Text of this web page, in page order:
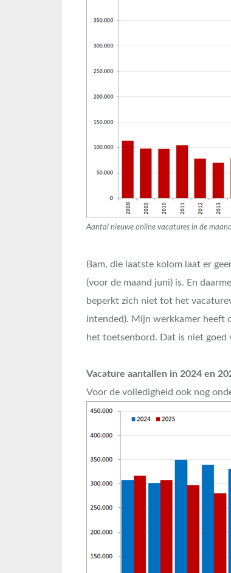
Aantal nieuwe online vacatures in de
Bam, die laatste kolom laat er
(voor de maand juni) is. En
beperkt zich niet tot het
intended). Mijn werkkamer heeft
het toetsenbord. Dat is niet
Vacature aantallen in 2024 en
Voor de volledigheid ook nog